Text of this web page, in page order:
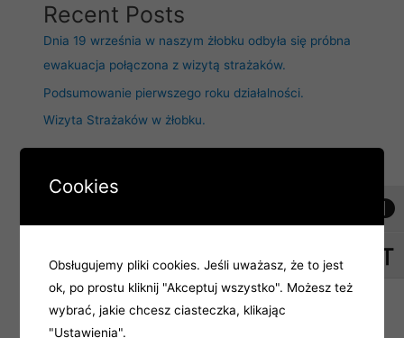
Recent Posts
Dnia 19 września w naszym żłobku odbyła się próbna
ewakuacja połączona z wizytą strażaków.
Podsumowanie pierwszego roku działalności.
Wizyta Strażaków w żłobku.
Recent Comments
Brak komentarzy do wyświetlenia.
Cookies
Obsługujemy pliki cookies. Jeśli uważasz, że to jest
ok, po prostu kliknij "Akceptuj wszystko". Możesz też
wybrać, jakie chcesz ciasteczka, klikając
"Ustawienia".